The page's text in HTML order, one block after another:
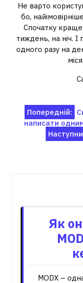
Не варто
бо,
Спочатку
тиждень, на ніч. І
одного разу на
Навігація
записів
Попередній:
написати
Як
MODX –